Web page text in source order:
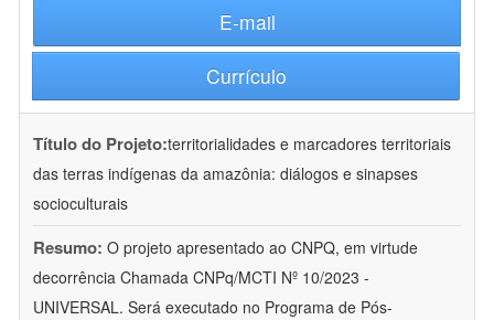
E-mail
Currículo
Título do Projeto:territorialidades e marcadores territoriais
das terras indígenas da amazônia: diálogos e sinapses
socioculturais
Resumo: O projeto apresentado ao CNPQ, em virtude
decorrência Chamada CNPq/MCTI Nº 10/2023 -
UNIVERSAL. Será executado no Programa de Pós-